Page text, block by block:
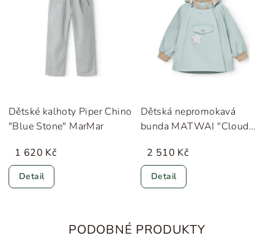
Dětské kalhoty Piper Chino
"Blue Stone" MarMar
1 620 Kč
Detail
Dětská nepromokavá
bunda MATWAI "Cloud
2 510 Kč
Detail
PODOBNÉ PRODUKTY